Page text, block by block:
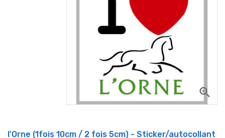
zoom_in
l'Orne (1fois 10cm / 2 fois 5cm) - Sticker/autocollant